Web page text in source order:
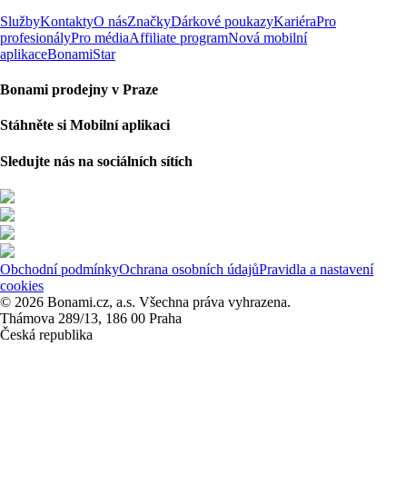
SlužbyKontaktyO násZnačkyDárkové poukazyKariéraPro
profesionályPro médiaAffiliate programNová mobilní
aplikaceBonamiStar
Bonami prodejny v Praze
Stáhněte si Mobilní aplikaci
Sledujte nás na sociálních sítích
Obchodní podmínkyOchrana osobních údajůPravidla a nastavení
cookies
© 2026 Bonami.cz, a.s. Všechna práva vyhrazena.
Thámova 289/13, 186 00 Praha
Česká republika